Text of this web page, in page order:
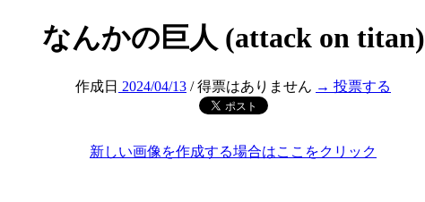
なんかの巨人 (attack on titan)
作成日 2024/04/13 / 得票はありません → 投票する
新しい画像を作成する場合はここをクリック